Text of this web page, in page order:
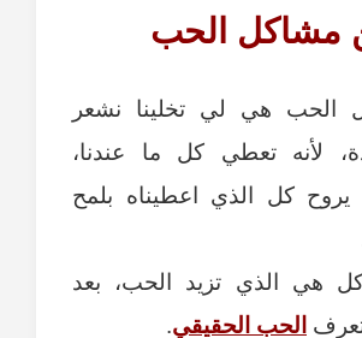
مشاكل الحب
الحب هي لي تخلينا نشعر
لأنه تعطي كل ما عندنا،
يروح كل الذي اعطيناه بلمح
هي الذي تزيد الحب، بعد
الحب الحقيقي.